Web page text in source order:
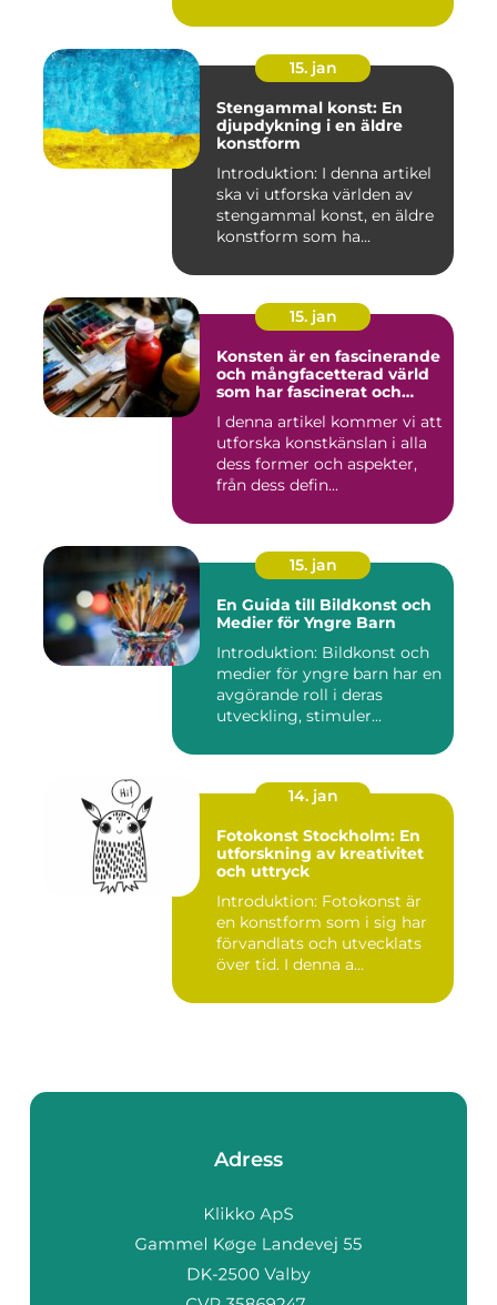
15. jan
Stengammal konst: En
djupdykning i en äldre
konstform
Introduktion: I denna artikel
ska vi utforska världen av
stengammal konst, en äldre
konstform som ha...
15. jan
Konsten är en fascinerande
och mångfacetterad värld
som har fascinerat och
århundraden
I denna artikel kommer vi att
utforska konstkänslan i alla
dess former och aspekter,
från dess defin...
15. jan
En Guida till Bildkonst och
Medier för Yngre Barn
Introduktion: Bildkonst och
medier för yngre barn har en
avgörande roll i deras
utveckling, stimuler...
14. jan
Fotokonst Stockholm: En
utforskning av kreativitet
och uttryck
Introduktion: Fotokonst är
en konstform som i sig har
förvandlats och utvecklats
över tid. I denna a...
Adress